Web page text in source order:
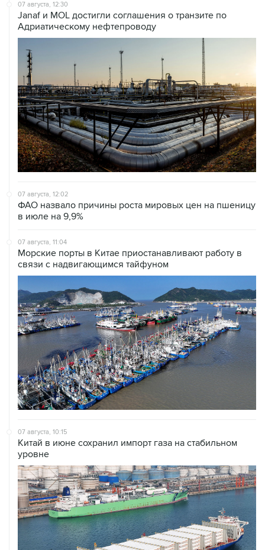
07 августа, 12:30
Janaf и MOL достигли соглашения о транзите по
Адриатическому нефтепроводу
07 августа, 12:02
ФАО назвало причины роста мировых цен на пшеницу
в июле на 9,9%
07 августа, 11:04
Морские порты в Китае приостанавливают работу в
связи с надвигающимся тайфуном
07 августа, 10:15
Китай в июне сохранил импорт газа на стабильном
уровне